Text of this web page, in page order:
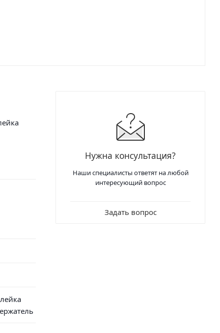
Нужна консультация?
Наши специалисты ответят на любой
интересующий вопрос
Задать вопрос